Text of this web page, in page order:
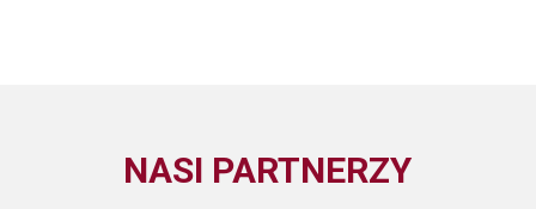
NASI PARTNERZY